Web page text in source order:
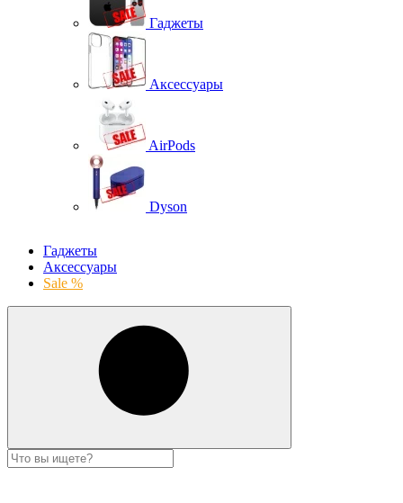
Гаджеты
Аксессуары
AirPods
Dyson
Гаджеты
Аксессуары
Sale %